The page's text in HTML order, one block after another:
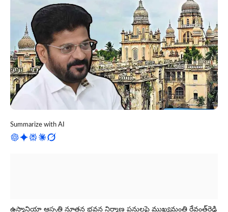
Summarize with AI
ఉస్మానియా ఆస్ప‌త్రి నూతన భవన నిర్మాణ ప‌నుల‌పై ముఖ్య‌మంత్రి రేవంత్‌రెడ్డి